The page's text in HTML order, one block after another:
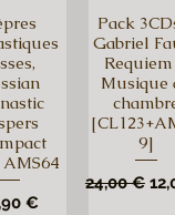
€
Pack
Gabriel
Musique
9]
Prix
24,00 €